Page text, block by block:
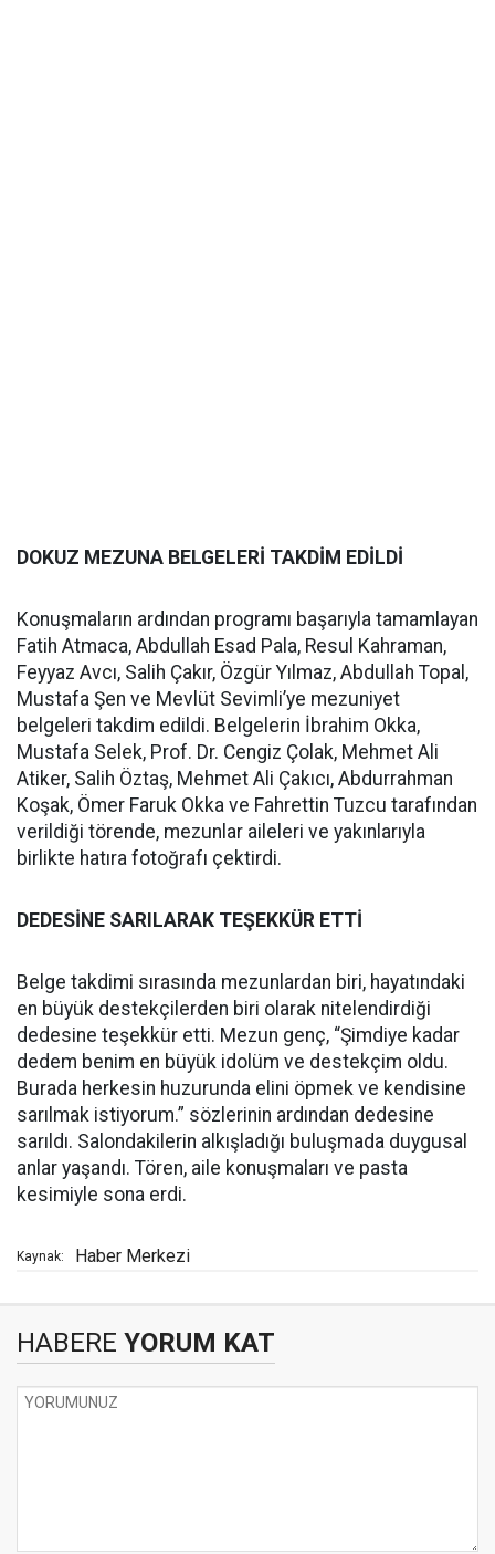
DOKUZ MEZUNA BELGELERİ TAKDİM EDİLDİ
Konuşmaların ardından programı başarıyla tamamlayan
Fatih Atmaca, Abdullah Esad Pala, Resul Kahraman,
Feyyaz Avcı, Salih Çakır, Özgür Yılmaz, Abdullah Topal,
Mustafa Şen ve Mevlüt Sevimli’ye mezuniyet
belgeleri takdim edildi. Belgelerin İbrahim Okka,
Mustafa Selek, Prof. Dr. Cengiz Çolak, Mehmet Ali
Atiker, Salih Öztaş, Mehmet Ali Çakıcı, Abdurrahman
Koşak, Ömer Faruk Okka ve Fahrettin Tuzcu tarafından
verildiği törende, mezunlar aileleri ve yakınlarıyla
birlikte hatıra fotoğrafı çektirdi.
DEDESİNE SARILARAK TEŞEKKÜR ETTİ
Belge takdimi sırasında mezunlardan biri, hayatındaki
en büyük destekçilerden biri olarak nitelendirdiği
dedesine teşekkür etti. Mezun genç, “Şimdiye kadar
dedem benim en büyük idolüm ve destekçim oldu.
Burada herkesin huzurunda elini öpmek ve kendisine
sarılmak istiyorum.” sözlerinin ardından dedesine
sarıldı. Salondakilerin alkışladığı buluşmada duygusal
anlar yaşandı. Tören, aile konuşmaları ve pasta
kesimiyle sona erdi.
Kaynak: Haber Merkezi
HABERE YORUM KAT